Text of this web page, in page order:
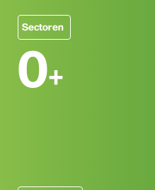
Sectoren
0+